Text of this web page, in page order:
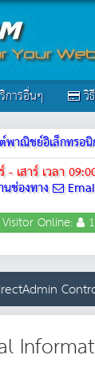
ารอื่นๆ วิ
พาณิชย์อิเล็กท
- เสาร์ เวลา
ช่องทาง
Visitor Online: